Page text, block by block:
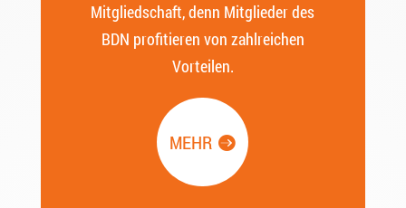
Mitgliedschaft, denn Mitglieder des
BDN profitieren von zahlreichen
Vorteilen.
MEHR